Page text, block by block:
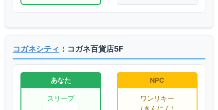
コガネシティ ：コガネ百貨店5F
あなた
スリープ
NPC
ワンリキー
（きんにく）